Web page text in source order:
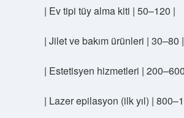
| Ev tipi tüy alma kiti | 50–120 |
| Jilet ve bakım ürünleri | 30–80 |
| Estetisyen hizmetleri |
| Lazer epilasyon (ilk yıl) |